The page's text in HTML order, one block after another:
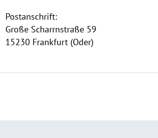
Postanschrift:
Große Scharrnstraße 59
15230 Frankfurt (Oder)